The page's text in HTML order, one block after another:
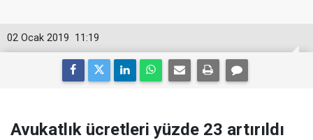
11:19
02 Ocak 2019
Avukatlık ücretleri yüzde 23 artırıldı